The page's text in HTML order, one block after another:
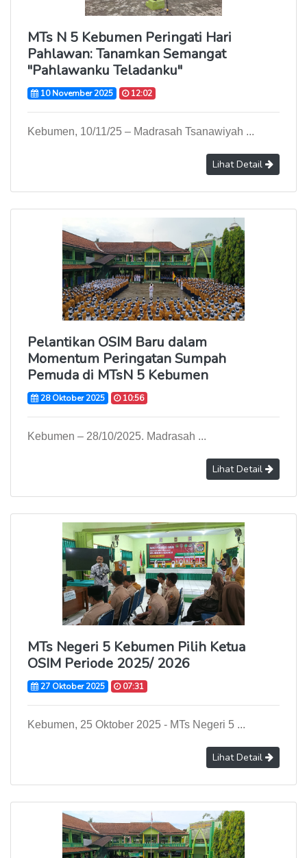
MTs N 5 Kebumen Peringati Hari
Pahlawan: Tanamkan Semangat
"Pahlawanku Teladanku"
10 November 2025 12:02
Kebumen, 10/11/25 – Madrasah Tsanawiyah ...
Lihat Detail
Pelantikan OSIM Baru dalam
Momentum Peringatan Sumpah
Pemuda di MTsN 5 Kebumen
28 Oktober 2025 10:56
Kebumen – 28/10/2025. Madrasah ...
Lihat Detail
MTs Negeri 5 Kebumen Pilih Ketua
OSIM Periode 2025/ 2026
27 Oktober 2025 07:31
Kebumen, 25 Oktober 2025 - MTs Negeri 5 ...
Lihat Detail